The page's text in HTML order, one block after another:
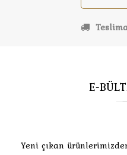
E-
Yeni çıkan